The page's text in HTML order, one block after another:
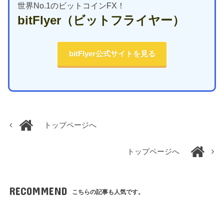
世界No.1のビットコインFX！
bitFlyer （ビットフライヤー）
bitFlyer公式サイトを見る
トップページへ
トップページへ
RECOMMEND こちらの記事も人気です。